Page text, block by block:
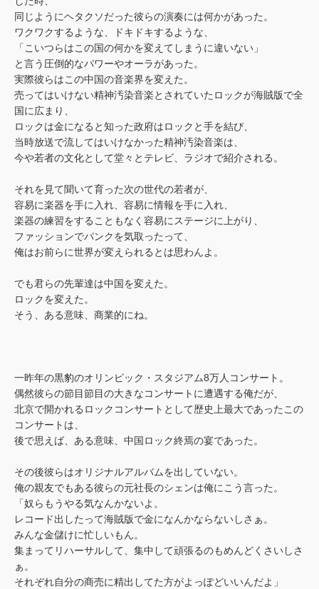
同じようにヘタクソだった彼らの演奏には何かがあった。
ワクワクするような、ドキドキするような、
「こいつらはこの国の何かを変えてしまうに違いない」
と言う圧倒的なパワーやオーラがあった。
実際彼らはこの中国の音楽界を変えた。
売ってはいけない精神汚染音楽とされていたロックが海賊版で全
国に広まり、
ロックは金になると知った政府はロックと手を結び、
当時放送で流してはいけなかった精神汚染音楽は、
今や若者の文化として堂々とテレビ、ラジオで紹介される。
それを見て聞いて育った次の世代の若者が、
容易に楽器を手に入れ、容易に情報を手に入れ、
楽器の練習をすることもなく容易にステージに上がり、
ファッションでパンクを気取ったって、
俺はお前らに世界が変えられるとは思わんよ。
でも君らの先輩達は中国を変えた。
ロックを変えた。
そう、ある意味、商業的にね。
一昨年の黒豹のオリンピック・スタジアム8万人コンサート。
偶然彼らの節目節目の大きなコンサートに遭遇する俺だが、
北京で開かれるロックコンサートとして歴史上最大であったこの
コンサートは、
後で思えば、ある意味、中国ロック終焉の宴であった。
その後彼らはオリジナルアルバムを出していない。
俺の親友でもある彼らの元社長のシェンは俺にこう言った。
「奴らもうやる気なんかないよ。
レコード出したって海賊版で金になんかならないしさぁ。
みんな金儲けに忙しいもん。
集まってリハーサルして、集中して頑張るのもめんどくさいしさ
ぁ。
それぞれ自分の商売に精出してた方がよっぽどいいんだよ」